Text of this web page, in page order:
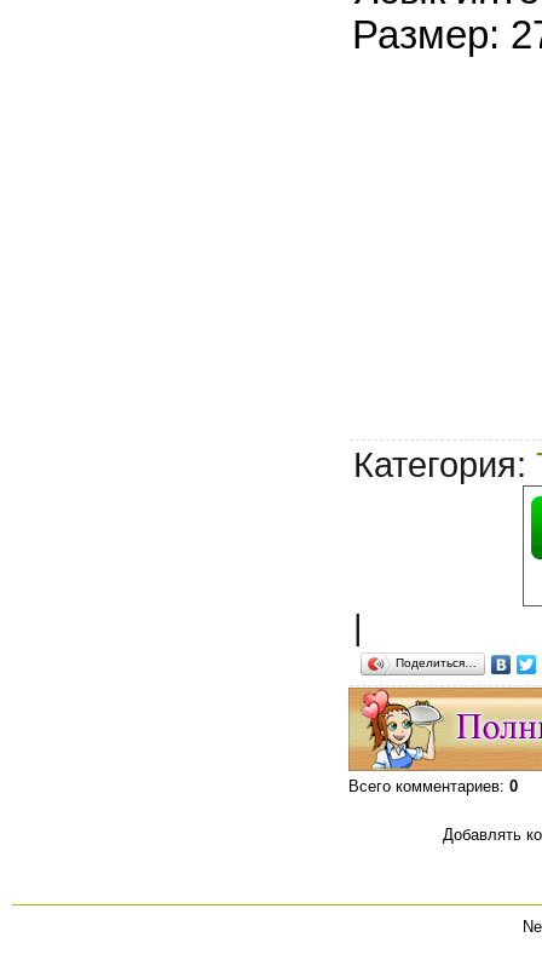
Размер:
Категория:
|
Поделиться…
Всего комментариев: 0
Добавлять